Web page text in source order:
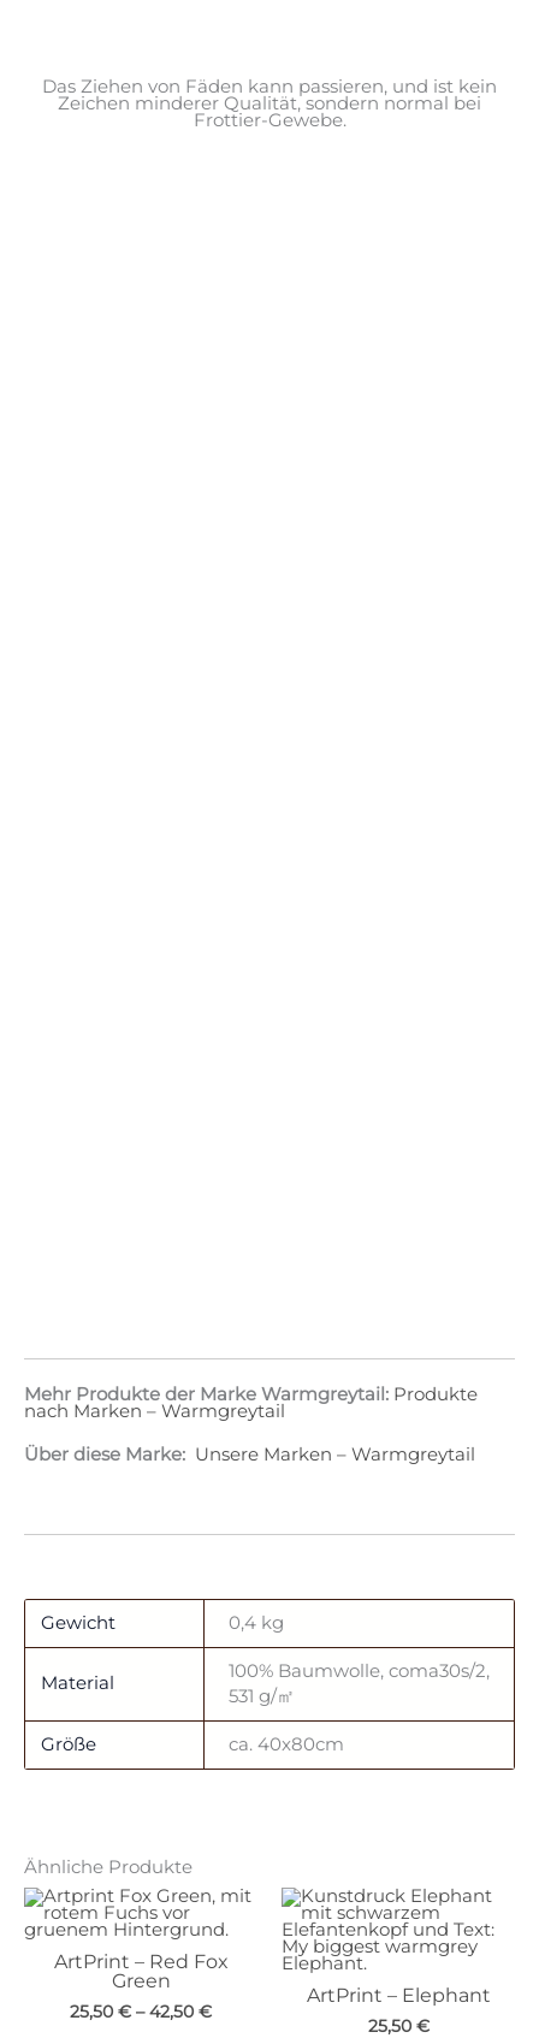
Das Ziehen von Fäden kann passieren, und ist kein
Zeichen minderer Qualität, sondern normal bei
Frottier-Gewebe.
Mehr Produkte der Marke Warmgreytail: Produkte
nach Marken – Warmgreytail
Über diese Marke: Unsere Marken – Warmgreytail
Gewicht 0,4 kg
Material
100% Baumwolle, coma30s/2,
531 g/㎡
Größe ca. 40x80cm
Ähnliche Produkte
ArtPrint – Red Fox
Green
25,50 € –42,50 €
ArtPrint – Elephant
25,50 €